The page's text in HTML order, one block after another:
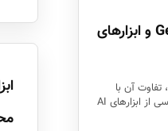
هوش مصنوعی گوگل؛ Gemini و ابزارهای
معرفی هوش مصنوعی گوگل و Gemini، تفاوت آن با
ChatGPT، کاربردها و روش استفاده فارسی از ابزارهای AI